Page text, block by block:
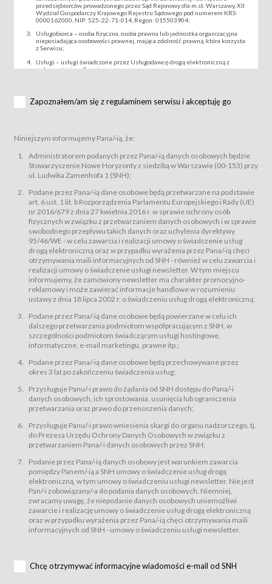
przedsiębiorców prowadzonego przez Sąd Rejonowy dla m.st. Warszawy, XII
Wydział Gospodarczy Krajowego Rejestru Sądowego pod numerem KRS:
0000162000, NIP: 525-22-71-014, Regon: 015503904;
Usługobiorca – osoba fizyczna, osoba prawna lub jednostka organizacyjna
nieposiadająca osobowości prawnej, mająca zdolność prawną, która korzysta
z Serwisu;
Usługi – usługi świadczone przez Usługodawcę drogą elektroniczną z
wykorzystaniem Serwisu;
za pośrednictwem Serwisu;
podmiotom z branży mediów i filmowej (Akredytacje);
Bilety – wybrane dokumenty potwierdzające zawarcie umowy z
Usługodawcą i uprawniające do wzięcia udziału w Wydarzeniu,
przewidziane przez Usługodawcę dla danego Wydarzenia, tj. uprawniające
do uczestnictwa w wielu albo w pojedynczych seansach filmowych,
Sklep – sklep internetowy prowadzony przez Usługodawcę w Serwisie;
Regulamin – niniejszy regulamin.
§ 2
Postanowienia ogólne
Regulamin określa zasady:
świadczenia Usługobiorcom Usług przez Usługodawcę, z
zastrzeżeniem usług, o których mowa w ust. 2 pkt. 4 i 5 poniżej, których
zasady świadczenia precyzują odrębne regulaminy,
przetwarzania przez Usługodawcę danych osobowych Usługobiorców
będących osobami fizycznymi.
świadczy Usługi drogą elektroniczną w rozumieniu ustawy z dnia 18 lipca
2002 r. o świadczeniu usług drogą elektroniczną (Dz.U. z 2002 r., Nr 144, poz.
1204, z późń. zm.). Usługi świadczone są nieodpłatnie.
usługę przeglądania i odczytywania przez Usługobiorców materiałów
zamieszczanych w Serwisie,
usługę utrzymywania konta użytkownika w Serwisie,
usługę newsletter,
usługę zawierania na odległość umów nabycia Karnetów i Biletów,
usługę zawierania na odległość umów sprzedaży w Sklepie.
dnia 18 lipca 2002 r. o świadczeniu usług drogą elektroniczną (Dz.U. z 2002
r., Nr 144, poz. 1204, z późń. zm.). Usługi świadczone są nieodpłatnie.
Na zasadach określonych w Regulaminie dostęp do Serwisu jest otwarty dla
Usługobiorca przed rozpoczęciem korzystania z Serwisu jest zobowiązany
zapoznać się z Regulaminem. Założenie konta w Serwisie oraz zamówienie
usługi newsletter za pośrednictwem przeznaczonego do tego formularza
zamieszczonego na stronach Serwisu dostępnych dla wszystkich
Usługobiorców wymaga akceptacji postanowień Regulaminu.
Usługobiorca zobowiązany jest do przestrzegania postanowień Regulaminu
od chwili rozpoczęcia korzystania z Serwisu.
Regulamin jest udostępniony Usługobiorcom nieodpłatnie za
Warunki techniczne korzystania z Usług
Zapoznałem/am się z regulaminem serwisu i akceptuję go
Niniejszym informujemy Pana/-ią, że:
Administratorem podanych przez Pana/-ią danych osobowych będzie
Stowarzyszenie Nowe Horyzonty z siedzibą w Warszawie (00-153) przy
ul. Ludwika Zamenhofa 1 (SNH);
Podane przez Pana/-ią dane osobowe będą przetwarzane na podstawie
art. 6 ust. 1 lit. b Rozporządzenia Parlamentu Europejskiego i Rady (UE)
nr 2016/679 z dnia 27 kwietnia 2016 r. w sprawie ochrony osób
fizycznych w związku z przetwarzaniem danych osobowych i w sprawie
swobodnego przepływu takich danych oraz uchylenia dyrektywy
95/46/WE - w celu zawarcia i realizacji umowy o świadczenie usług
drogą elektroniczną oraz w przypadku wyrażenia przez Pana/-ią chęci
otrzymywania maili informacyjnych od SNH - również w celu zawarcia i
realizacji umowy o świadczenie usługi newsletter. W tym miejscu
informujemy, że zamówiony newsletter ma charakter promocyjno-
reklamowy i może zawierać informacje handlowe w rozumieniu
ustawy z dnia 18 lipca 2002 r. o świadczeniu usług drogą elektroniczną;
Podane przez Pana/-ią dane osobowe będą powierzane w celu ich
dalszego przetwarzania podmiotom współpracującym z SNH, w
szczególności podmiotom świadczącym usługi hostingowe,
informatyczne, e-mail marketingu, prawne itp.;
Podane przez Pana/-ią dane osobowe będą przechowywane przez
okres 3 lat po zakończeniu świadczenia usług;
Przysługuje Panu/-i prawo do żądania od SNH dostępu do Pana/-i
danych osobowych, ich sprostowania, usunięcia lub ograniczenia
przetwarzania oraz prawo do przenoszenia danych;
Przysługuje Panu/-i prawo wniesienia skargi do organu nadzorczego, tj.
do Prezesa Urzędu Ochrony Danych Osobowych w związku z
przetwarzaniem Pana/-i danych osobowych przez SNH;
Podanie przez Pana/-ią danych osobowy jest warunkiem zawarcia
pomiędzy Panem/-ią a SNH umowy o świadczenie usług drogą
elektroniczną, w tym umowy o świadczeniu usługi newsletter. Nie jest
Pan/-i zobowiązany/-a do podania danych osobowych. Niemniej,
zwracamy uwagę, że niepodanie danych osobowych uniemożliwi
zawarcie i realizację umowy o świadczenie usług drogą elektroniczną
oraz w przypadku wyrażenia przez Pana/-ią chęci otrzymywania maili
informacyjnych od SNH - umowy o świadczeniu usługi newsletter.
Chcę otrzymywać informacyjne wiadomości e-mail od SNH